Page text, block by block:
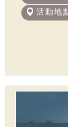
活動地